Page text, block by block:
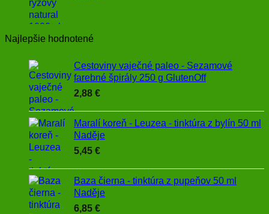
Najlepšie hodnotené
Cestoviny vaječné paleo - Sezamové
farebné špirály 250 g GlutenOff
2,88 €
Maralí koreň - Leuzea - tinktúra z bylín 50 ml
Naděje
5,45 €
Baza čierna - tinktúra z pupeňov 50 ml
Naděje
6,85 €